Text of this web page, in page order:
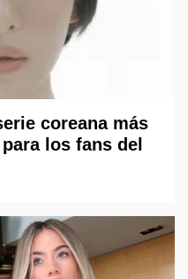
coreana más
los fans del